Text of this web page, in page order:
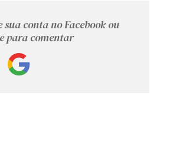
sua conta no Facebook ou
para comentar